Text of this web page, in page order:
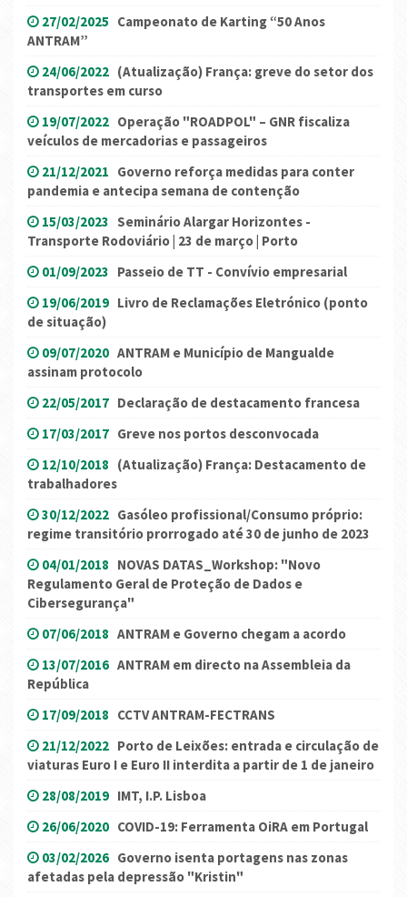
27/02/2025 Campeonato de Karting “50 Anos
ANTRAM”
24/06/2022 (Atualização) França: greve do setor dos
transportes em curso
19/07/2022 Operação "ROADPOL" – GNR fiscaliza
veículos de mercadorias e passageiros
21/12/2021 Governo reforça medidas para conter
pandemia e antecipa semana de contenção
15/03/2023 Seminário Alargar Horizontes -
Transporte Rodoviário | 23 de março | Porto
01/09/2023 Passeio de TT - Convívio empresarial
19/06/2019 Livro de Reclamações Eletrónico (ponto
de situação)
09/07/2020 ANTRAM e Município de Mangualde
assinam protocolo
22/05/2017 Declaração de destacamento francesa
17/03/2017 Greve nos portos desconvocada
12/10/2018 (Atualização) França: Destacamento de
trabalhadores
30/12/2022 Gasóleo profissional/Consumo próprio:
regime transitório prorrogado até 30 de junho de 2023
04/01/2018 NOVAS DATAS_Workshop: "Novo
Regulamento Geral de Proteção de Dados e
Cibersegurança"
07/06/2018 ANTRAM e Governo chegam a acordo
13/07/2016 ANTRAM em directo na Assembleia da
República
17/09/2018 CCTV ANTRAM-FECTRANS
21/12/2022 Porto de Leixões: entrada e circulação de
viaturas Euro I e Euro II interdita a partir de 1 de janeiro
28/08/2019 IMT, I.P. Lisboa
26/06/2020 COVID-19: Ferramenta OiRA em Portugal
03/02/2026 Governo isenta portagens nas zonas
afetadas pela depressão "Kristin"